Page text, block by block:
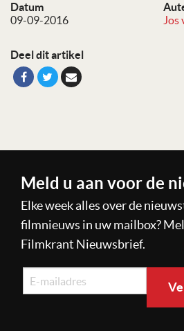
Datum
09-09-2016
Jos
Deel dit artikel
Meld u aan voor de
Elke week alles over de
filmnieuws in uw mailbox?
Filmkrant Nieuwsbrief.